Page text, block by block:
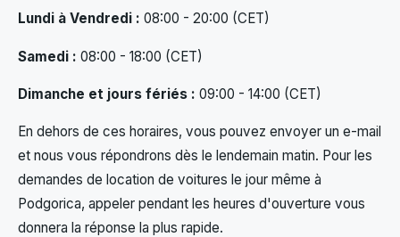
Lundi à Vendredi : 08:00 - 20:00 (CET)
Samedi : 08:00 - 18:00 (CET)
Dimanche et jours fériés : 09:00 - 14:00 (CET)
En dehors de ces horaires, vous pouvez envoyer un e-mail
et nous vous répondrons dès le lendemain matin. Pour les
demandes de location de voitures le jour même à
Podgorica, appeler pendant les heures d'ouverture vous
donnera la réponse la plus rapide.